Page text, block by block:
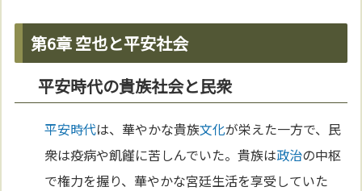
第6章 空也と平安社会
平安時代の貴族社会と民衆
平安時代は、華やかな貴族文化が栄えた一方で、民
衆は疫病や飢饉に苦しんでいた。貴族は政治の中枢
で権力を握り、華やかな宮廷生活を享受していた